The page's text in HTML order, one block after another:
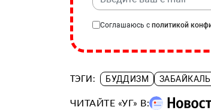
Соглашаюсь с политикой
ТЭГИ: БУДДИЗМ
ЧИТАЙТЕ «УГ» В: